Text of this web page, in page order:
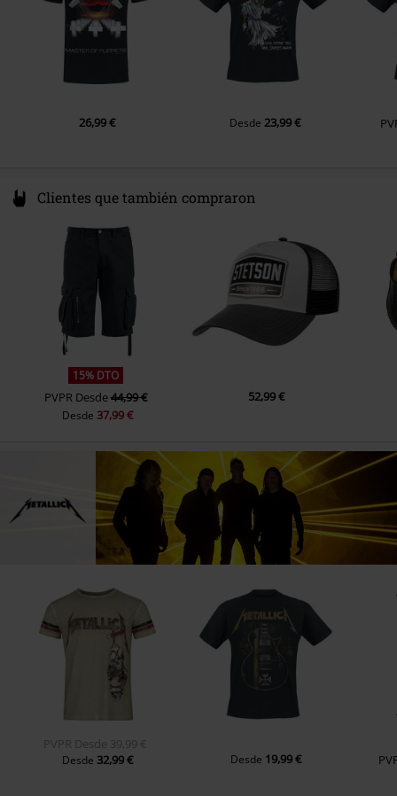
Sin bolsillos
26,99 € Desde 23,99 €
Clientes que también compraron
15% DTO
PVPR Desde44,99 €
Desde 37,99 €
52,99 €
PVPR Desde 39,99 €
Desde 32,99 € Desde 19,99 €